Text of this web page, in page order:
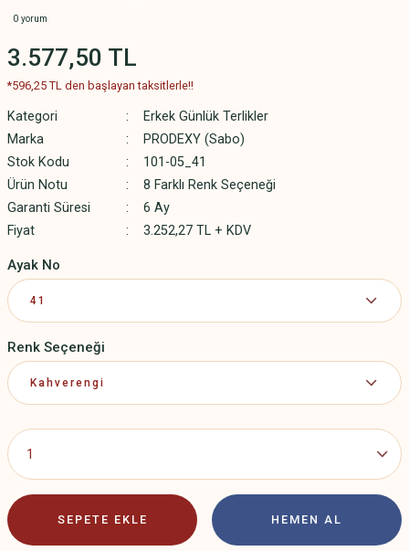
0 yorum
3.577,50 TL
*596,25 TL den başlayan taksitlerle!!
Kategori
Erkek Günlük Terlikler
Marka
PRODEXY (Sabo)
Stok Kodu
101-05_41
Ürün Notu
8 Farklı Renk Seçeneği
Garanti Süresi
6 Ay
Fiyat
3.252,27 TL + KDV
Ayak No
Renk Seçeneği
SEPETE EKLE HEMEN AL